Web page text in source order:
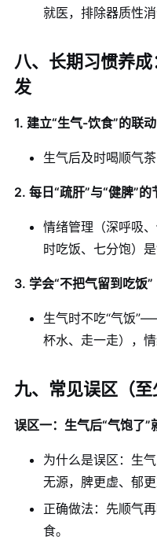
就医，排除器质性消
八、长期习惯养
发
1. 建立“生气-饮食”的联
生气后及时喝顺气茶
2. 每日“疏肝”与“健脾”的
情绪管理（深呼吸
时吃饭、七分饱）是
3. 学会“不把气留到吃饭”
生气时不吃“气饭
杯水、走一走），情
九、常见误区（至
误区一：生气后“气饱了”
为什么是误区：生
无源，脾更虚、郁更
正确做法：先顺气
食。